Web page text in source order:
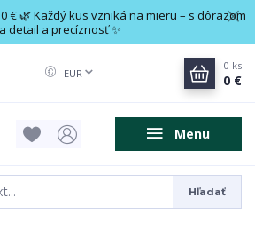
€ 🌿 Každý kus vzniká na mieru – s dôrazom
detail a precíznosť ✨
Menu
EUR
Hľadať
0 ks
0 €